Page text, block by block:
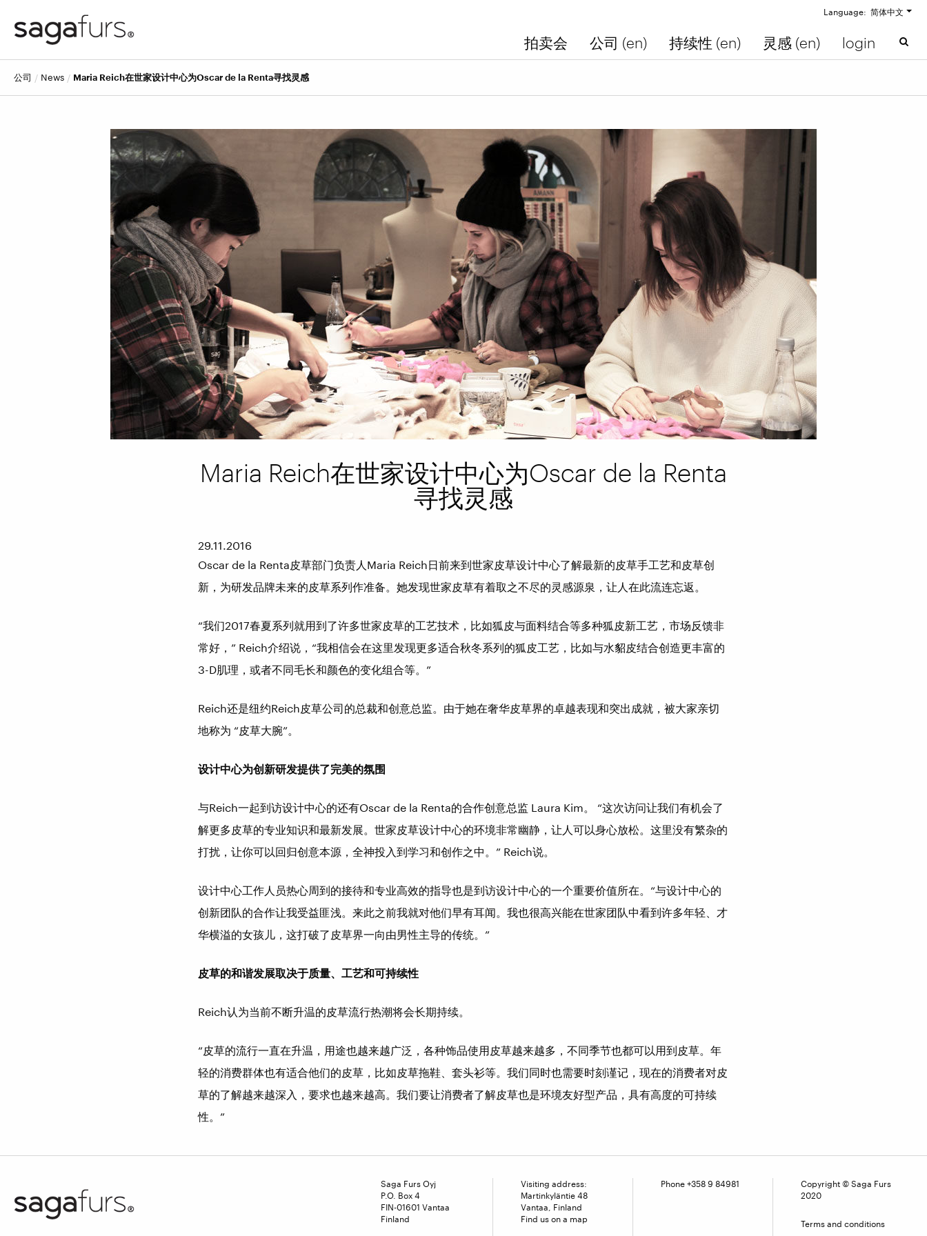
Language: 简体中文
拍卖会 公司 (en) 持续性 (en) 灵感 (en) login
公司 news Maria Reich在世家设计中心为Oscar de la Renta寻找灵感
Maria Reich在世家设计中心为Oscar de la Renta
寻找灵感
29.11.2016
Oscar de la Renta皮草部门负责人Maria Reich日前来到世家皮草设计中心了解最新的皮草手工艺和皮草创
新，为研发品牌未来的皮草系列作准备。她发现世家皮草有着取之不尽的灵感源泉，让人在此流连忘返。
“我们2017春夏系列就用到了许多世家皮草的工艺技术，比如狐皮与面料结合等多种狐皮新工艺，市场反馈非
常好，” Reich介绍说，“我相信会在这里发现更多适合秋冬系列的狐皮工艺，比如与水貂皮结合创造更丰富的
3-D肌理，或者不同毛长和颜色的变化组合等。”
Reich还是纽约Reich皮草公司的总裁和创意总监。由于她在奢华皮草界的卓越表现和突出成就，被大家亲切
地称为 “皮草大腕”。
设计中心为创新研发提供了完美的氛围
与Reich一起到访设计中心的还有Oscar de la Renta的合作创意总监 Laura Kim。 “这次访问让我们有机会了
解更多皮草的专业知识和最新发展。世家皮草设计中心的环境非常幽静，让人可以身心放松。这里没有繁杂的
打扰，让你可以回归创意本源，全神投入到学习和创作之中。” Reich说。
设计中心工作人员热心周到的接待和专业高效的指导也是到访设计中心的一个重要价值所在。“与设计中心的
创新团队的合作让我受益匪浅。来此之前我就对他们早有耳闻。我也很高兴能在世家团队中看到许多年轻、才
华横溢的女孩儿，这打破了皮草界一向由男性主导的传统。”
皮草的和谐发展取决于质量、工艺和可持续性
Reich认为当前不断升温的皮草流行热潮将会长期持续。
“皮草的流行一直在升温，用途也越来越广泛，各种饰品使用皮草越来越多，不同季节也都可以用到皮草。年
轻的消费群体也有适合他们的皮草，比如皮草拖鞋、套头衫等。我们同时也需要时刻谨记，现在的消费者对皮
草的了解越来越深入，要求也越来越高。我们要让消费者了解皮草也是环境友好型产品，具有高度的可持续
性。”
Saga Furs Oyj
P.O. Box 4
FIN-01601 Vantaa
Finland
Visiting address:
Martinkyläntie 48
Vantaa, Finland
Find us on a map
Phone +358 9 84981
Copyright © Saga Furs
2020
Terms and conditions